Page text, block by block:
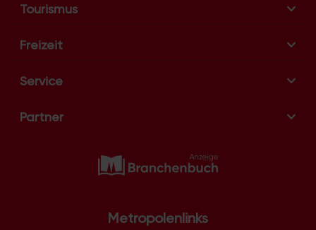
Tourismus
Freizeit
Service
Partner
Metropolenlinks